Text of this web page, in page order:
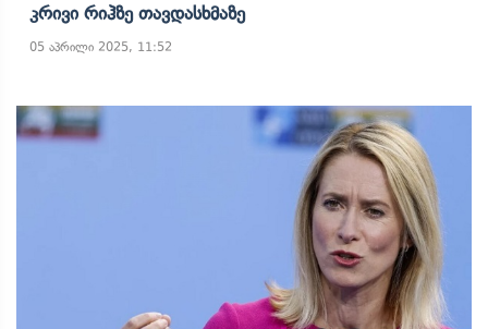
Კრივი Რიჰზე Თავდასხმაზე
05 აპრილი 2025, 11:52